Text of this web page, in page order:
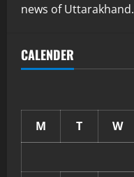
news of Uttarakhand.
CALENDER
M T W